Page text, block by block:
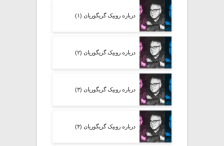
درباره روبیک گریگوریان (۱)
درباره روبیک گریگوریان (۲)
درباره روبیک گریگوریان (۳)
درباره روبیک گریگوریان (۴)